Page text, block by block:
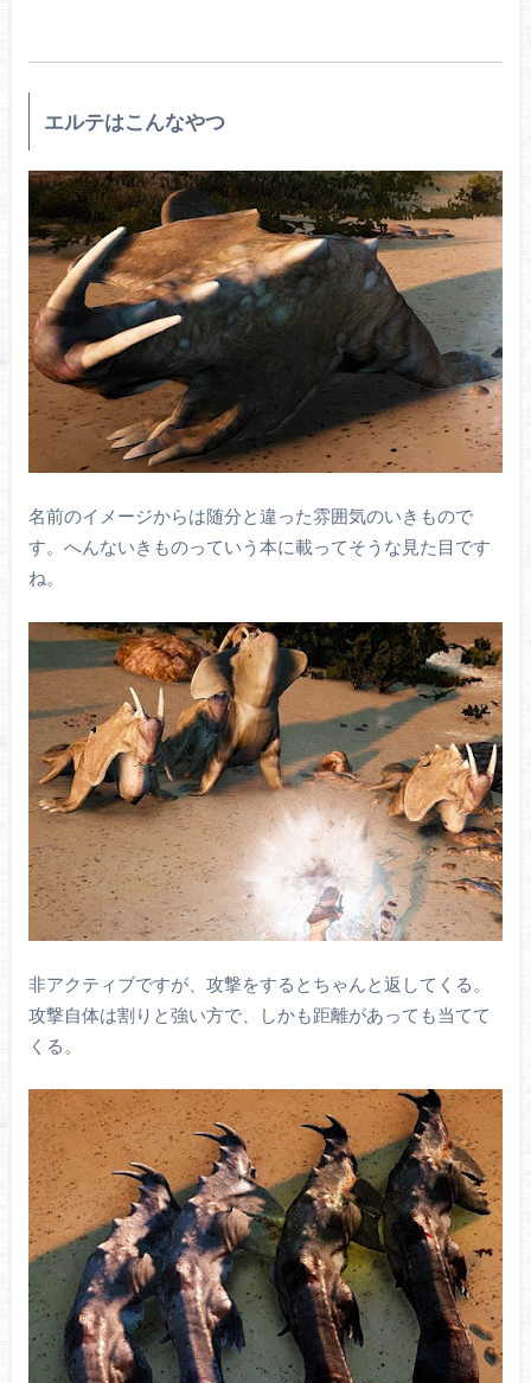
エルテはこんなやつ
名前のイメージからは随分と違った雰囲気のいきもので
す。へんないきものっていう本に載ってそうな見た目です
ね。
非アクティブですが、攻撃をするとちゃんと返してくる。
攻撃自体は割りと強い方で、しかも距離があっても当てて
くる。